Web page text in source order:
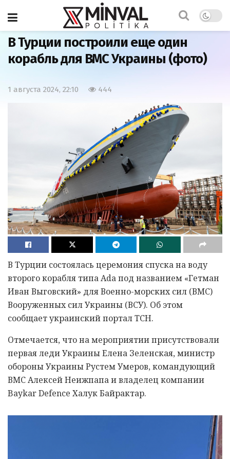
Главная
В Турции построили еще один
корабль для ВМС Украины (фото)
1 августа 2024, 22:10 444
В Турции состоялась церемония спуска на воду
второго корабля типа Ada под названием «Гетман
Иван Выговский» для Военно-морских сил (ВМС)
Вооруженных сил Украины (ВСУ). Об этом
сообщает украинский портал ТСН.
Отмечается, что на мероприятии присутствовали
первая леди Украины Елена Зеленская, министр
обороны Украины Рустем Умеров, командующий
ВМС Алексей Неижпапа и владелец компании
Baykar Defence Халук Байрактар.